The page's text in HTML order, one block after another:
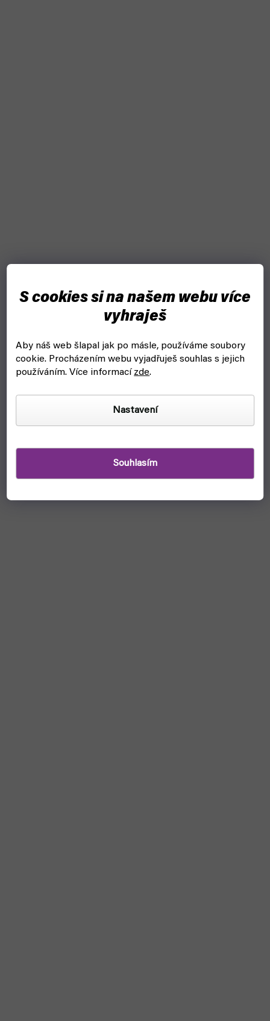
S cookies si na našem webu více
vyhraješ
Aby náš web šlapal jak po másle, používáme soubory
cookie. Procházením webu vyjadřuješ souhlas s jejich
používáním. Více informací zde.
Nastavení
Souhlasím